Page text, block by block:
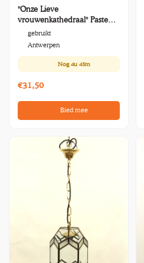
"Onze Lieve
vrouwenkathedraal" Pasteuze
techniek acryl op canvas
gesigneerd G. Franck
gebruikt
Antwerpen
Nog4u 45m
€31,50
Bied mee